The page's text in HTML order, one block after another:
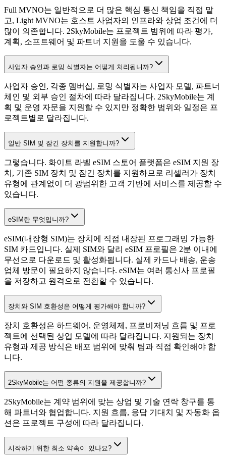
Full MVNO는 일반적으로 더 많은 핵심 통신 책임을 직접 맡
고, Light MVNO는 호스트 사업자의 인프라와 상업 조건에 더
많이 의존합니다. 2SkyMobile는 프로젝트 범위에 따라 평가,
계획, 소프트웨어 및 파트너 지원을 도울 수 있습니다.
사업자 승인과 로밍 식별자는 어떻게 처리됩니까?
사업자 승인, 각종 멤버십, 로밍 식별자는 사업자 모델, 파트너
체인 및 외부 승인 절차에 따라 달라집니다. 2SkyMobile는 계
획 및 운영 자문을 지원할 수 있지만 정확한 범위와 일정은 프
로젝트별로 달라집니다.
일반 SIM 및 잠긴 장치를 지원합니까?
그렇습니다. 화이트 라벨 eSIM 스토어 플랫폼은 eSIM 지원 장
치, 기존 SIM 장치 및 잠긴 장치를 지원하므로 리셀러가 장치
유형에 관계없이 더 광범위한 고객 기반에 서비스를 제공할 수
있습니다.
eSIM란 무엇입니까?
eSIM(내장형 SIM)는 장치에 직접 내장된 프로그래밍 가능한
SIM 카드입니다. 실제 SIM와 달리 eSIM 프로필은 2분 이내에
무선으로 다운로드 및 활성화됩니다. 실제 카드나 배송, 운송
업체 방문이 필요하지 않습니다. eSIM는 여러 통신사 프로필
을 저장하고 원격으로 전환할 수 있습니다.
장치와 SIM 호환성은 어떻게 평가해야 합니까?
장치 호환성은 하드웨어, 운영체제, 프로비저닝 흐름 및 프로
젝트에 선택된 상업 모델에 따라 달라집니다. 지원되는 장치
유형과 제공 방식은 배포 범위에 맞춰 팀과 직접 확인해야 합
니다.
2SkyMobile는 어떤 종류의 지원을 제공합니까?
2SkyMobile는 계약 범위에 맞는 상업 및 기술 연락 창구를 통
해 파트너와 협업합니다. 지원 흐름, 응답 기대치 및 자동화 옵
션은 프로젝트 구성에 따라 달라집니다.
시작하기 위한 최소 약속이 있나요?